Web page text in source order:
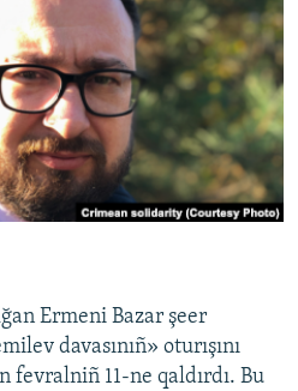
Ermeni Bazar şeer
davasınıñ» oturışını
fevralniñ 11-ne qaldırdı. Bu